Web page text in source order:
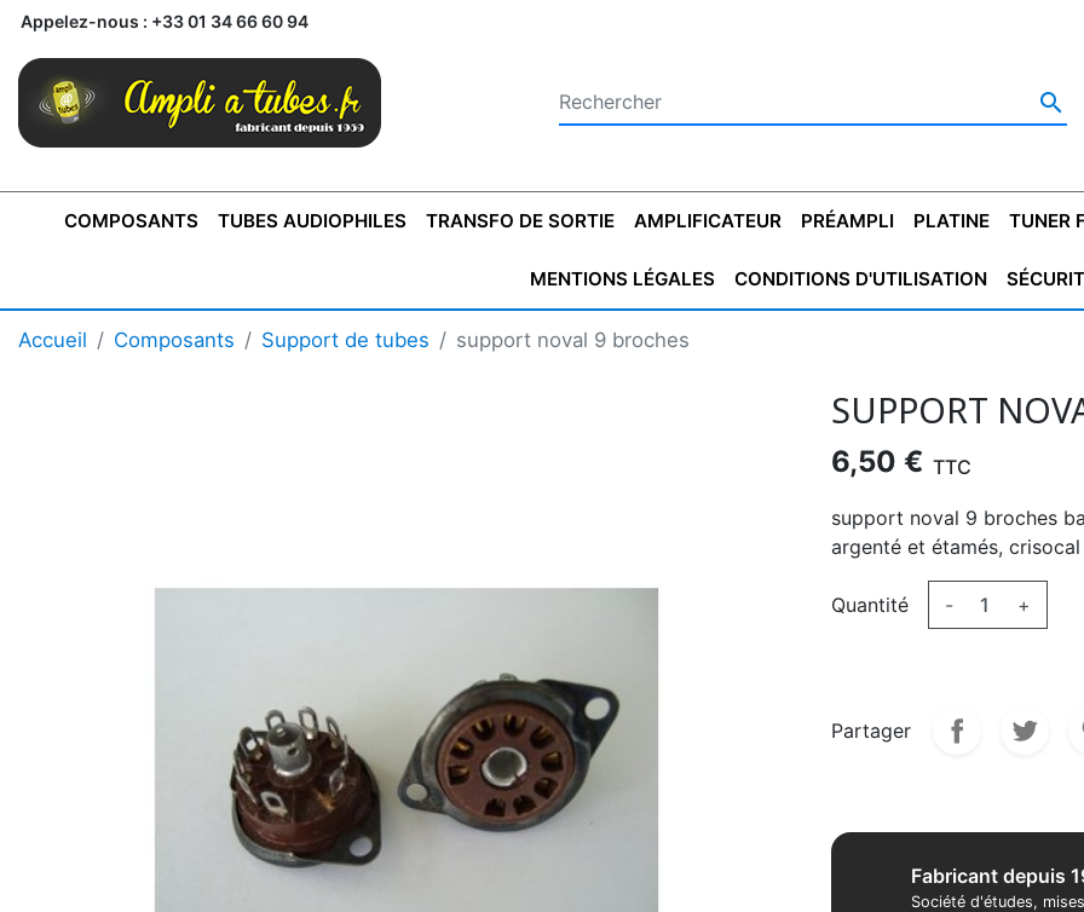
Appelez-nous : +33 01 34 66 60 94

COMPOSANTS
BONTONS
AXE 4MM
BONTONS
AXE 6MM
COFFRET
POUR
COFFRET
CONDENSATEUR
LCC PAS 5.08
CONDENSATEUR
TUBES AUDIOPHILES TRANSFO DE SORTIE
TRANSFORMATEUR DE SORTIE DE
CLASSE "A" SINGLE
TRANSFORMATEUR DE SORTIE
TYPE PUSH PULL
TRANSFO DE SORTIE
AMPLIFICATEUR
AMPLI MONO AMPLI STÉRÉO
PRÉAMPLI PLATINE TUNER
AMPLIFICATEURS LECTEURS CD PRÉAMPLI AVEC TUNER PLATINES VINYLES
SUPRAVOX FERTIN
MENTIONS LÉGALES CONDITIONS D'UTILISATION
Accueil Composants Support de tubes support noval 9 broches
SUPPORT
6,50 € TTC
support noval 9 broches
argenté et étamés, crisocal
Quantité - +
Partager
Fabricant depuis
Société d'études,